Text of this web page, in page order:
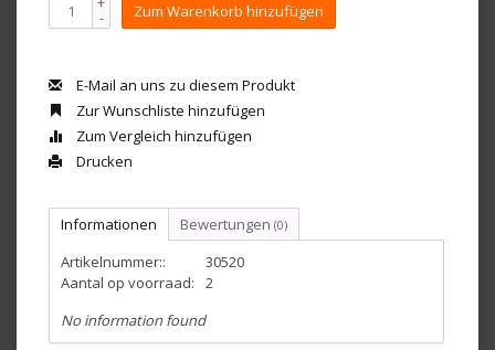
- Zum Warenkorb hinzufügen
E-Mail an uns zu diesem Produkt
Zur Wunschliste hinzufügen
Zum Vergleich hinzufügen
Drucken
Informationen Bewertungen (0)
Artikelnummer::
30520
Aantal op voorraad:
2
No information found